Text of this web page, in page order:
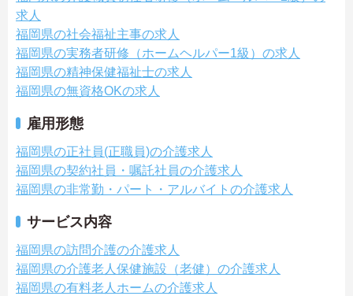
求人
福岡県の社会福祉主事の求人
福岡県の実務者研修（ホームヘルパー1級）の求人
福岡県の精神保健福祉士の求人
福岡県の無資格OKの求人
雇用形態
福岡県の正社員(正職員)の介護求人
福岡県の契約社員・嘱託社員の介護求人
福岡県の非常勤・パート・アルバイトの介護求人
サービス内容
福岡県の訪問介護の介護求人
福岡県の介護老人保健施設（老健）の介護求人
福岡県の有料老人ホームの介護求人